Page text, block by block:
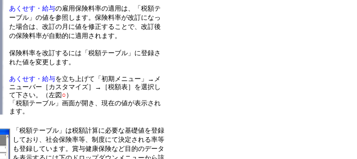
あくせす・給与の雇用保険料率の適用は、「税額テ
ーブル」の値を参照します。保険料率が改訂になっ
た場合は、改訂の月に値を修正することで、改訂後
の保険料率が自動的に適用されます。
保険料率を改訂するには「税額テーブル」に登録さ
れた値を変更します。
あくせす・給与を立ち上げて「初期メニュー」→メ
ニューバー［カスタマイズ］→［税額表］を選択し
て下さい。（左図 ○ ）
「税額テーブル」画面が開き、現在の値が表示され
ます。
「税額テーブル」は税額計算に必要な基礎値を登録
しており、社会保険率等、制度にて決定される率等
も登録しています。賞与健康保険など目的のデータ